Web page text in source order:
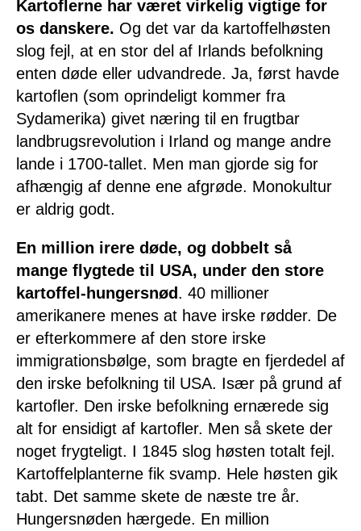
Kartoflerne har været virkelig vigtige for
os danskere. Og det var da kartoffelhøsten
slog fejl, at en stor del af Irlands befolkning
enten døde eller udvandrede. Ja, først havde
kartoflen (som oprindeligt kommer fra
Sydamerika) givet næring til en frugtbar
landbrugsrevolution i Irland og mange andre
lande i 1700-tallet. Men man gjorde sig for
afhængig af denne ene afgrøde. Monokultur
er aldrig godt.
En million irere døde, og dobbelt så
mange flygtede til USA, under den store
kartoffel-hungersnød. 40 millioner
amerikanere menes at have irske rødder. De
er efterkommere af den store irske
immigrationsbølge, som bragte en fjerdedel af
den irske befolkning til USA. Især på grund af
kartofler. Den irske befolkning ernærede sig
alt for ensidigt af kartofler. Men så skete der
noget frygteligt. I 1845 slog høsten totalt fejl.
Kartoffelplanterne fik svamp. Hele høsten gik
tabt. Det samme skete de næste tre år.
Hungersnøden hærgede. En million